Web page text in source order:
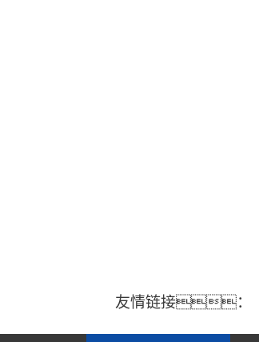
友情链接：